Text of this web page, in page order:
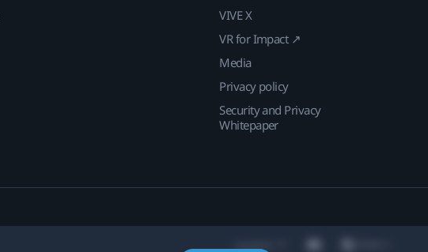
VIVE X
VR for Impact ↗
Media
Privacy policy
Security and Privacy
Whitepaper